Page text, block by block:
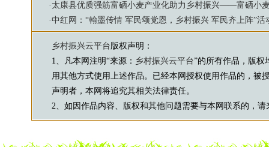
· 太康县优质强筋富硒小麦产业化助力乡村振兴——富硒小
·中红网：“翰墨传情 军民颂党恩，乡村振兴 军民齐上阵”
乡村振兴云平台版权声明：
1、凡本网注明“来源： 乡村振兴云平台”的所有作品，版权
用其他方式使用上述作品。已经本网授权使用作品的，被
声明者，本网将追究其相关法律责任。
2、如因作品内容、版权和其他问题需要与本网联系的，请